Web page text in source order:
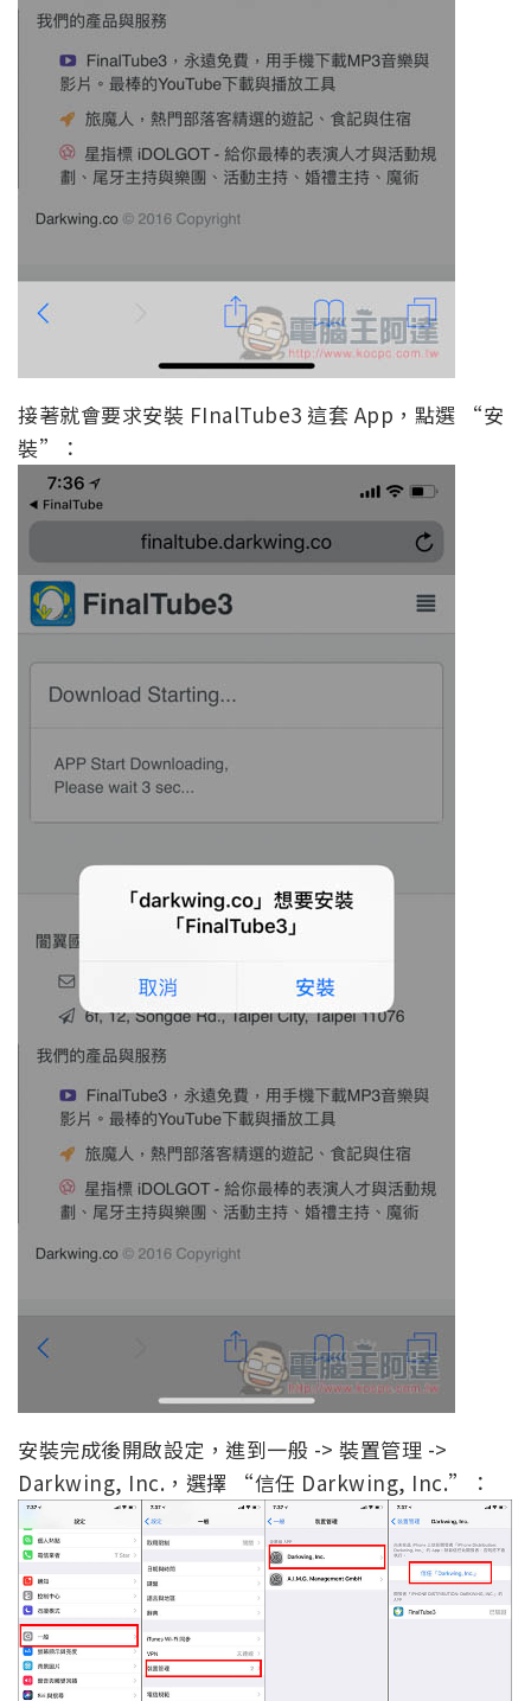
接著就會要求安裝 FInalTube3 這套 App，點選 “安
裝”：
安裝完成後開啟設定，進到一般 -> 裝置管理 ->
Darkwing, Inc.，選擇 “信任 Darkwing, Inc.”：